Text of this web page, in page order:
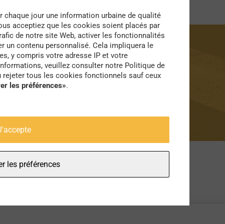
chaque jour une information urbaine de qualité
acceptiez que les cookies soient placés par
de notre site Web, activer les fonctionnalités
un contenu personnalisé. Cela impliquera le
y compris votre adresse IP et votre
veuillez consulter notre Politique de
tous les cookies fonctionnels sauf ceux
les préférences».
les préférences